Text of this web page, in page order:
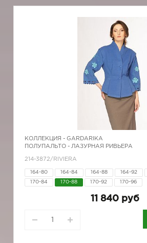
КОЛЛЕКЦИЯ - GARDARIKA
ПОЛУПАЛЬТО - ЛАЗУРНАЯ РИВЬЕРА
214-3872/RIVIERA
164-80 164-84 164-88 164-92
170-84 170-88 170-92 170-96
11 840 руб